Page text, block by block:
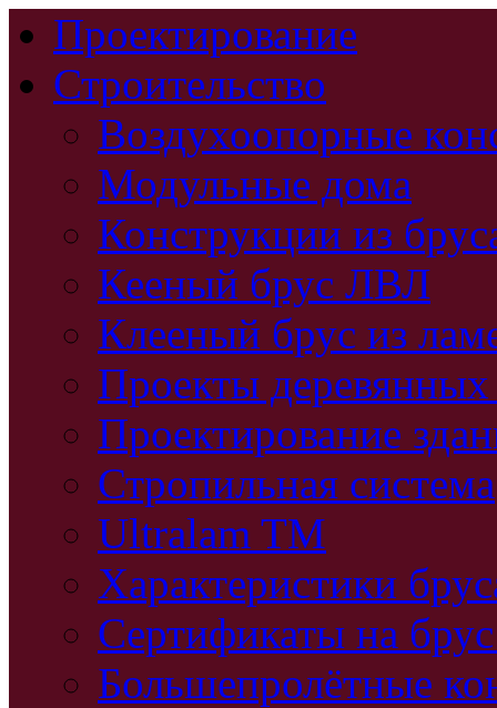
Проектирование
Строительство
Воздухоопорные
Модульные дома
Конструкции из
Кееный брус ЛВЛ
Клееный брус из
Проекты
Проектирование
Стропильная система
Ultralam TM
Характеристики
Сертификаты на
Большепролётные